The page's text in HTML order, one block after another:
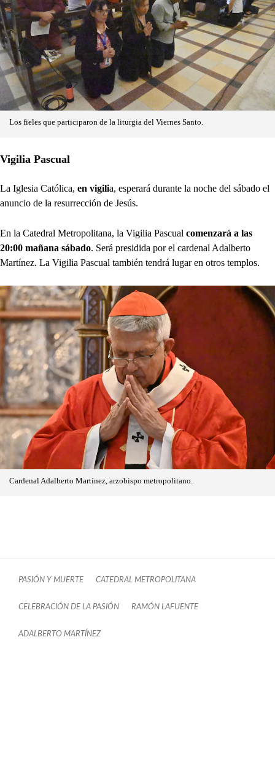
Los fieles que participaron de la liturgia del Viernes Santo.
Vigilia Pascual
La Iglesia Católica, en vigilia, esperará durante la noche del sábado el
anuncio de la resurrección de Jesús.
En la Catedral Metropolitana, la Vigilia Pascual comenzará a las
20:00 mañana sábado. Será presidida por el cardenal Adalberto
Martínez. La Vigilia Pascual también tendrá lugar en otros templos.
Cardenal Adalberto Martínez, arzobispo metropolitano.
PASIÓN Y MUERTE CATEDRAL METROPOLITANA
CELEBRACIÓN DE LA PASIÓN RAMÓN LAFUENTE
ADALBERTO MARTÍNEZ